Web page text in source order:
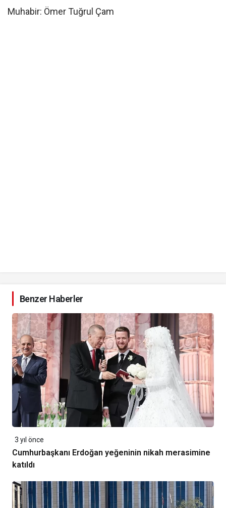
Muhabir: Ömer Tuğrul Çam
Benzer Haberler
3 yıl önce
Cumhurbaşkanı Erdoğan yeğeninin nikah merasimine
katıldı